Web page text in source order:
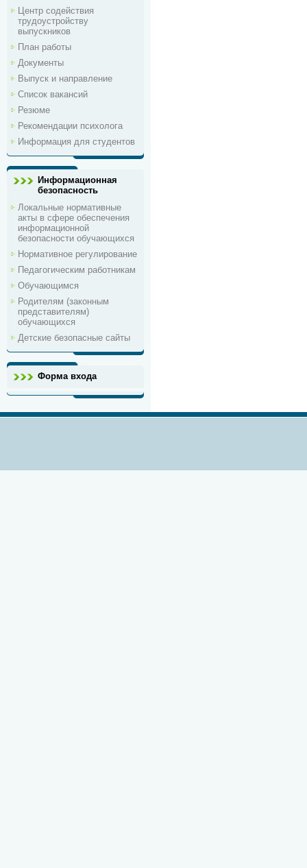
Центр содействия
трудоустройству
выпускников
План работы
Документы
Выпуск и направление
Список вакансий
Резюме
Рекомендации психолога
Информация для студентов
Информационная
безопасность
Локальные нормативные
акты в сфере обеспечения
информационной
безопасности обучающихся
Нормативное регулирование
Педагогическим работникам
Обучающимся
Родителям (законным
представителям)
обучающихся
Детские безопасные сайты
Форма входа